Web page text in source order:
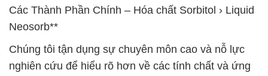
Các Thành Phần Chính – Hóa chất Sorbitol › Liquid
Neosorb**
Chúng tôi tận dụng sự chuyên môn cao và nỗ lực
nghiên cứu để hiểu rõ hơn về các tính chất và ứng